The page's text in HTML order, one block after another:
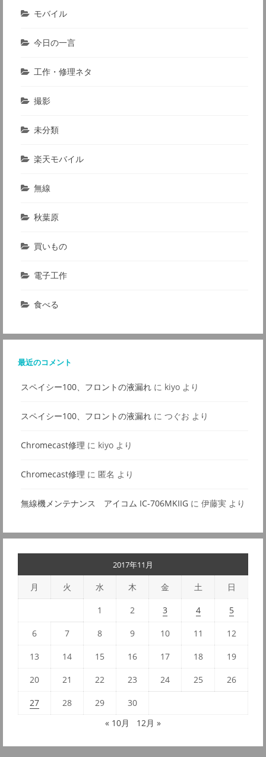
モバイル
今日の一言
工作・修理ネタ
撮影
未分類
楽天モバイル
無線
秋葉原
買いもの
電子工作
食べる
最近のコメント
スペイシー100、フロントの液漏れ に kiyo より
スペイシー100、フロントの液漏れ に つぐお より
Chromecast修理 に kiyo より
Chromecast修理 に 匿名 より
無線機メンテナンス アイコム IC-706MKIIG に 伊藤実 より
2017年11月
月 火 水 木 金 土 日
1 2 3 4 5
6 7 8 9 10 11 12
13 14 15 16 17 18 19
20 21 22 23 24 25 26
27 28 29
30
« 10月
12月 »